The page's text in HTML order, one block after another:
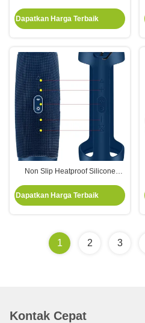
perlindungan anti-tabrakan
Dapatkan Harga Terbaik
Non Slip Heatproof Silicone
Berbau Tahan Lama
Dapatkan Harga Terbaik
1 2 3
Kontak Cepat